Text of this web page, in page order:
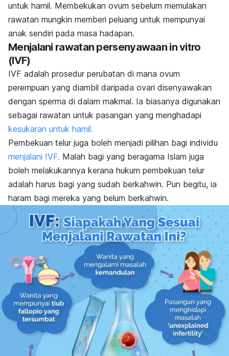
untuk hamil. Membekukan ovum sebelum memulakan
rawatan mungkin memberi peluang untuk mempunyai
anak sendiri pada masa hadapan.
Menjalani rawatan persenyawaan in vitro
(IVF)
IVF adalah prosedur perubatan di mana ovum
perempuan yang diambil daripada ovari disenyawakan
dengan sperma di dalam makmal. Ia biasanya digunakan
sebagai rawatan untuk pasangan yang menghadapi
kesukaran untuk hamil.
Pembekuan telur juga boleh menjadi pilihan bagi individu
menjalani IVF. Malah bagi yang beragama Islam juga
boleh melakukannya kerana hukum pembekuan telur
adalah harus bagi yang sudah berkahwin. Pun begitu, ia
haram bagi mereka yang belum berkahwin.